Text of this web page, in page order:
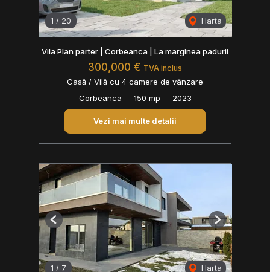
1 / 20 Harta
Vila Plan parter | Corbeanca | La marginea padurii
300,000 € TVA inclus
Casă / Vilă cu 4 camere de vânzare
Corbeanca
150 mp 2023
Vezi mai multe detalii
1 / 7 Harta
Previous Next